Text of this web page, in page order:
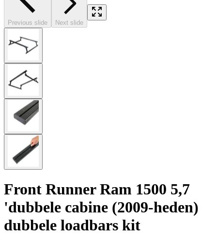
Previous slide Next slide
Front Runner Ram 1500 5,7
'dubbele cabine (2009-heden)
dubbele loadbars kit